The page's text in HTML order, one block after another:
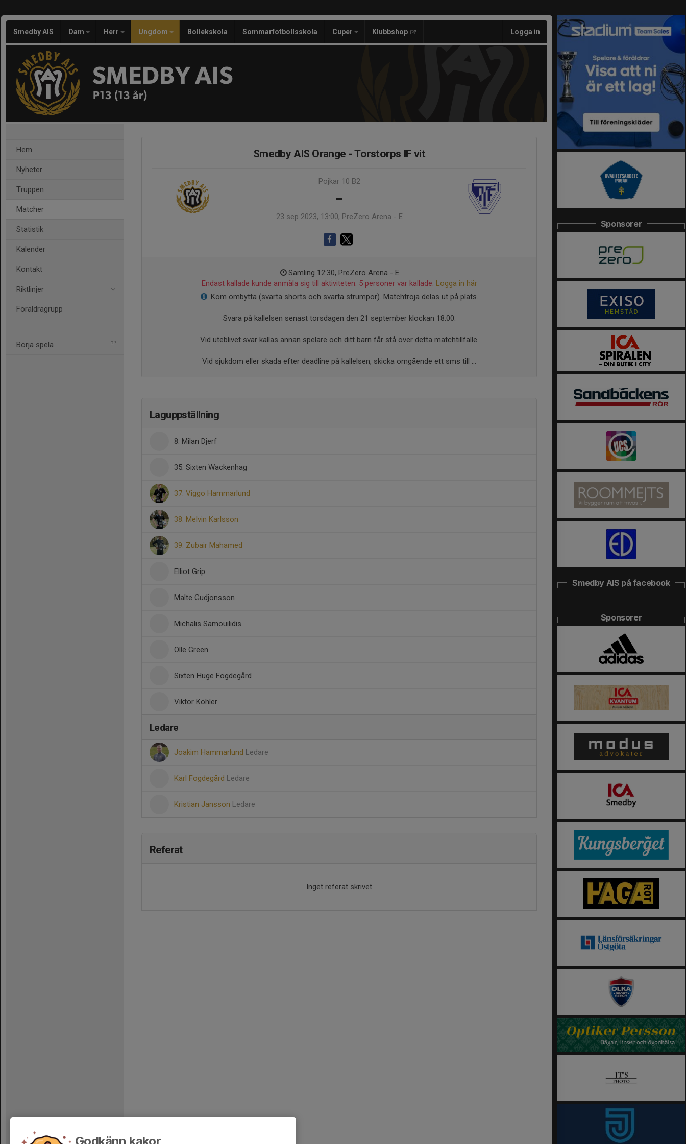
Smedby AIS Dam Herr Ungdom Bollekskola Sommarfotbollsskola Cuper Klubbshop Logga in
SMEDBY AIS
P13 (13 år)
Hem
Nyheter
Truppen
Matcher
Statistik
Kalender
Kontakt
Riktlinjer
Föräldragrupp
Börja spela
Smedby AIS Orange - Torstorps IF vit
Pojkar 10 B2
-
23 sep 2023, 13:00, PreZero Arena - E
Samling 12:30, PreZero Arena - E
Endast kallade kunde anmäla sig till aktiviteten. 5 personer var kallade. Logga in här
Kom ombytta (svarta shorts och svarta strumpor). Matchtröja delas ut på plats.
Svara på kallelsen senast torsdagen den 21 september klockan 18.00.
Vid uteblivet svar kallas annan spelare och ditt barn får stå över detta matchtillfälle.
Vid sjukdom eller skada efter deadline på kallelsen, skicka omgående ett sms till ...
Laguppställning
8. Milan Djerf
35. Sixten Wackenhag
37. Viggo Hammarlund
38. Melvin Karlsson
39. Zubair Mahamed
Elliot Grip
Malte Gudjonsson
Michalis Samouilidis
Olle Green
Sixten Huge Fogdegård
Viktor Köhler
Ledare
Joakim Hammarlund Ledare
Karl Fogdegård Ledare
Kristian Jansson Ledare
Referat
Inget referat skrivet
Sponsorer
Smedby AIS på facebook
Sponsorer